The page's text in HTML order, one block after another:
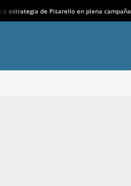
La estrategia de Pisarello en plena campaña